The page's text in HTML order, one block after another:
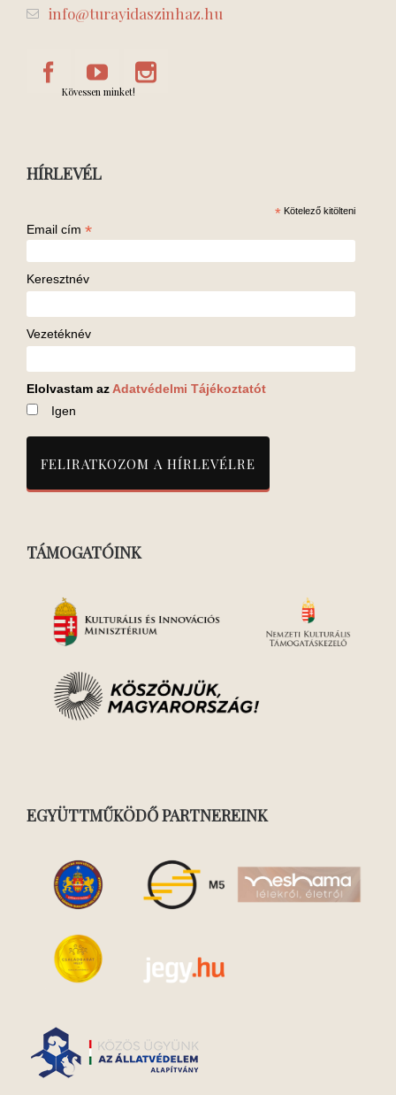
info@turayidaszinhaz.hu
Kövessen minket!
HÍRLEVÉL
* Kötelező kitölteni
Email cím *
Keresztnév
Vezetéknév
Elolvastam az Adatvédelmi Tájékoztatót
Igen
TÁMOGATÓINK
EGYÜTTMŰKÖDŐ PARTNEREINK